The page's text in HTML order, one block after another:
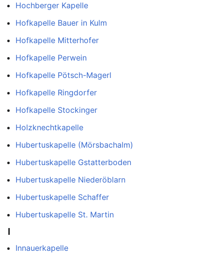
Hochberger Kapelle
Hofkapelle Bauer in Kulm
Hofkapelle Mitterhofer
Hofkapelle Perwein
Hofkapelle Pötsch-Magerl
Hofkapelle Ringdorfer
Hofkapelle Stockinger
Holzknechtkapelle
Hubertuskapelle (Mörsbachalm)
Hubertuskapelle Gstatterboden
Hubertuskapelle Niederöblarn
Hubertuskapelle Schaffer
Hubertuskapelle St. Martin
I
Innauerkapelle